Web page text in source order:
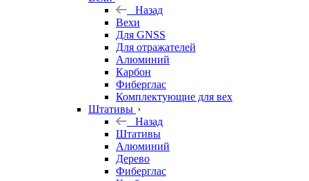
Назад
Вехи
Для GNSS
Для отражателей
Алюминий
Карбон
Фиберглас
Комплектующие для вех
Штативы
Назад
Штативы
Алюминий
Дерево
Фиберглас